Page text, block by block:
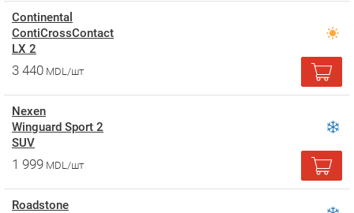
Continental
ContiCrossContact
LX 2
3 440 MDL/шт
Nexen
Winguard Sport 2
SUV
1 999 MDL/шт
Roadstone